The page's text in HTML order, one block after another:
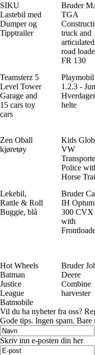
SIKU
Lastebil med
Dumper og
Tipptrailer
Bruder
TGA
truck and
articulated
road
FR 130
Teamsterz 5
Level Tower
Garage and
15 cars toy
cars
Playmobil
1.2.3 -
helte
Zen Oball
kjøretøy
Kids
VW
Police
Horse
Lekebil,
Rattle & Roll
Buggie, blå
Bruder
IH Optum
300 CVX
with
Hot Wheels
Batman
Justice
League
Batmobile
Bruder
Deere
Combine
harvester
Vil du ha nyheter fra oss?
Gode ​​tips. Ingen spam.
Skriv inn e-posten din her